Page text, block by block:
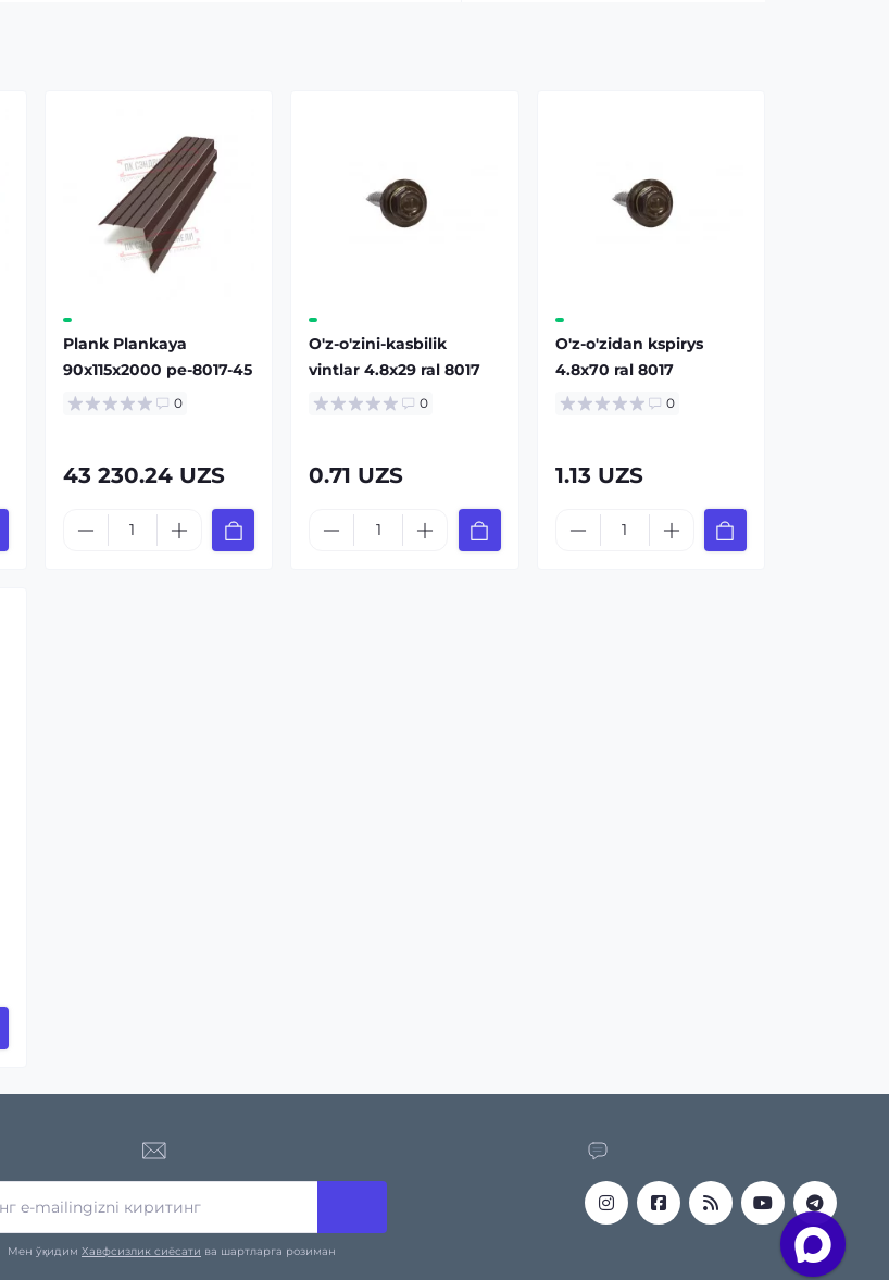
Plank Plankaya
90x115x2000 pe-8017-45
0
43 230.24 UZS
O'z-o'zini-kasbilik
vintlar 4.8x29 ral 8017
0
0.71 UZS
O'z-o'zidan kspirys
4.8x70 ral 8017
0
1.13 UZS
Мен ўқидим Хавфсизлик сиёсати ва шартларга розиман